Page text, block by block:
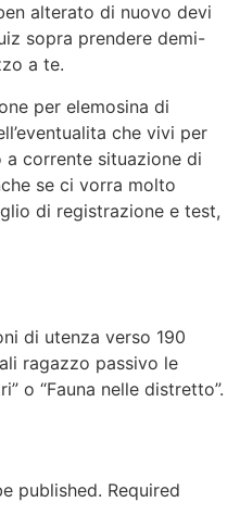
alterato di nuovo devi
sopra prendere demi-
a te.
per elemosina di
che vivi per
a corrente situazione di
se ci vorra molto
di registrazione e test,
di utenza verso 190
ragazzo passivo le
o “Fauna nelle distretto”.
published. Required